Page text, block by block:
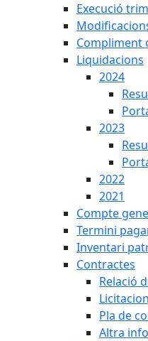
Execució
Compliment
Liquidacions
2024
2023
2022
2021
Compte
Termini
Inventari
Contractes
Relació
Pla de
Altra